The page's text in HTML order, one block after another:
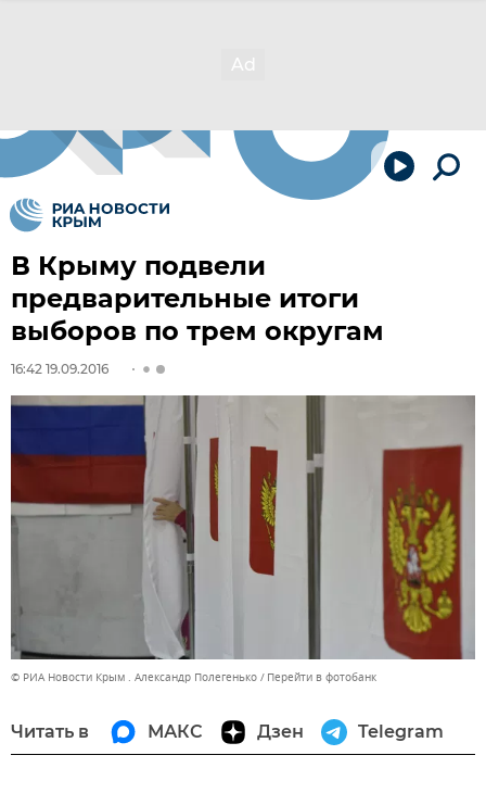
В Крыму подвели
предварительные итоги
выборов по трем округам
16:42 19.09.2016
© РИА Новости Крым . Александр Полегенько Перейти в фотобанк
Читать в МАКС Дзен Telegram